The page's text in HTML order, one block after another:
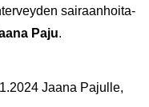
sai­raan­hoi­ta­
Paju.
Jaana Pa­jul­le,